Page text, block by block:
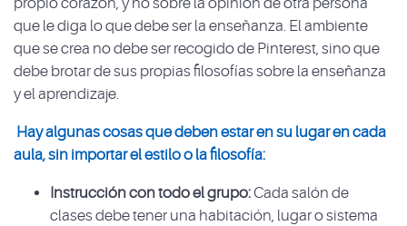
propio corazón, y no sobre la opinión de otra persona
que le diga lo que debe ser la enseñanza. El ambiente
que se crea no debe ser recogido de Pinterest, sino que
debe brotar de sus propias filosofías sobre la enseñanza
y el aprendizaje.
Hay algunas cosas que deben estar en su lugar en cada
aula, sin importar el estilo o la filosofía:
Instrucción con todo el grupo:Cada salón de
clases debe tener una habitación, lugar o sistema